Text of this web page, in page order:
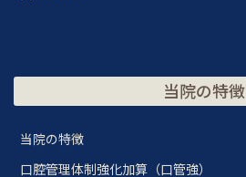
当院の特徴
当院の特徴
口腔管理体制強化加算（口管強）